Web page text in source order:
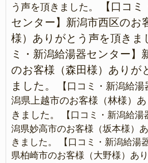
う声を頂きました。
【口コ
センター】新潟市西区のお
様）ありがとう声を頂きま
ミ・新潟給湯器センター】
のお客様（森田様）ありが
ました。
【口コミ・新潟給
潟県上越市のお客様（林様）
きました。
【口コミ・新潟給
潟県妙高市のお客様（坂本様）
きました。
【口コミ・新潟給湯
県柏崎市のお客様（大野様）あ